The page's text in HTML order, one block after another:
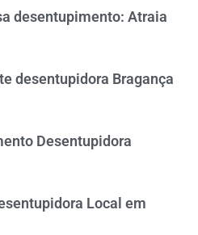
desentupimento: Atraia
desentupidora Bragança
Desentupidora
Local em